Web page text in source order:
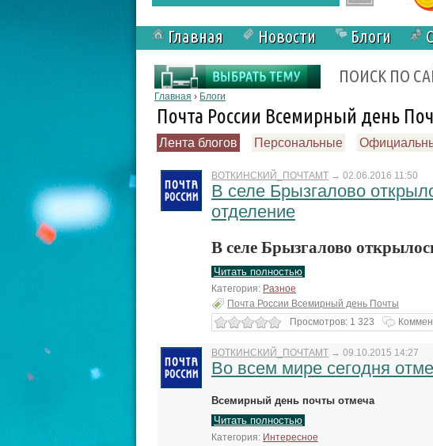
Главная Новости Блоги
ПОИСК ПО
Форма поиска
Вы здесь
Главная › Блоги
Почта России Всемирный день
Лента блогов Персональные
ВОТКИНСКИЙ_ПОЧТАМТ → 02.06.2016 11:50
В селе Брызгалово
отделение
В селе Брызгалово
Читать полностью
Категория: Разное
Почта России Всемирный день Почты
Просмотров: 1 323
ВОТКИНСКИЙ_ПОЧТАМТ → 09.10.2015 14:27
Во всем мире сегодня
Всемирный день почты отмеча
Читать полностью
Категория: Интересное